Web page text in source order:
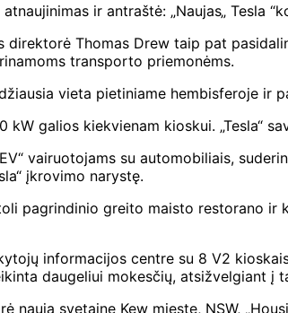
ir antraštė: „Naujas„ Tesla
direktorė Thomas Drew taip pat
transporto priemonėms.
vieta pietiniame hembisferoje ir
galios kiekvienam kioskui. „Tesla“
vairuotojams su automobiliais,
įkrovimo narystę.
pagrindinio greito maisto restorano
informacijos centre su 8 V2
daugeliui mokesčių, atsižvelgiant į
naują svetainę Kew mieste, NSW,